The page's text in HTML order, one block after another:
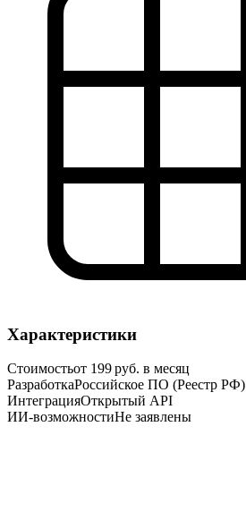
Характеристики
Стоимостьот 199 руб. в месяц
РазработкаРоссийское ПО (Реестр РФ)
ИнтеграцияОткрытый API
ИИ-возможностиНе заявлены